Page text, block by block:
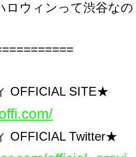
ロウィンって渋谷な
OFFICIAL SITE★
OFFICIAL Twitter★